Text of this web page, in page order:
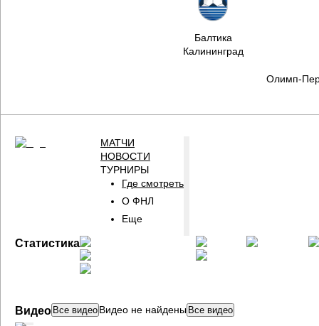
Балтика
Калининград
Олимп-
МАТЧИ
НОВОСТИ
ТУРНИРЫ
Где смотреть
О ФНЛ
Еще
ГЛАВНАЯ
СТРАНИЦА
Статистика
Видео Все видео Видео не найдены Все видео